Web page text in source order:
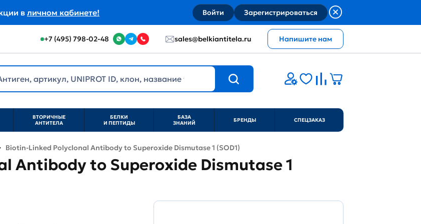
в личном кабинете! Войти Зарегистрироваться
+7 (495) 798-02-48 sales@belkiantitela.ru Напишите нам
ВТОРИЧНЫЕ
АНТИТЕЛА
БЕЛКИ
И ПЕПТИДЫ
БАЗА
ЗНАНИЙ
БРЕНДЫ СПЕЦЗАКАЗ
Biotin-Linked Polyclonal Antibody to Superoxide Dismutase 1 (SOD1)
Antibody to Superoxide Dismutase 1